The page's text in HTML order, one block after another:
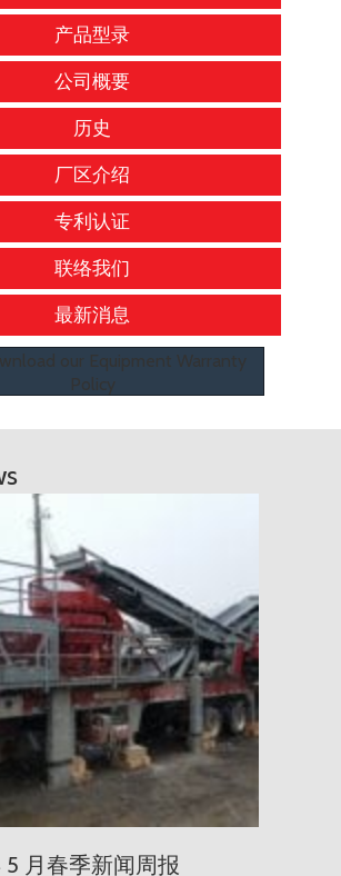
产品型录
公司概要
历史
厂区介绍
专利认证
联络我们
最新消息
our Equipment Warranty
Policy
5 月春季新闻周报